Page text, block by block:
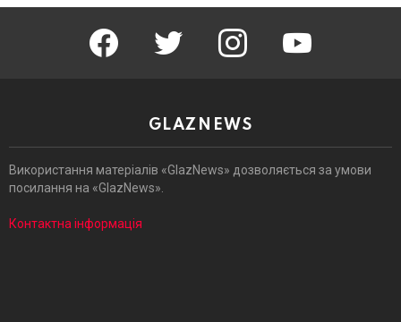
facebook twitter instagram
GLAZNEWS
Використання матеріалів «GlazNews» дозволяється за умови
посилання на «GlazNews».
Контактна інформація